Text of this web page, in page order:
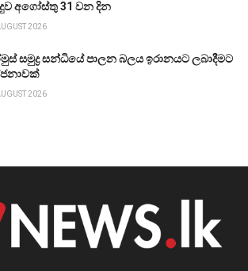
අගෝස්තු 31 වන දින
2026
සමුද්‍ර සන්ධියේ පාලන බලය ඉරානයට ලබාදීමට
2026